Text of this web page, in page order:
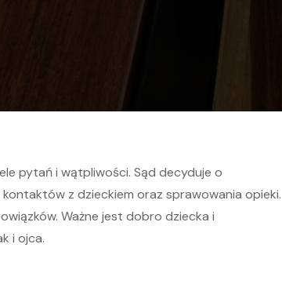
pytań i wątpliwości. Sąd decyduje o
z dzieckiem oraz sprawowania opieki.
Ważne jest dobro dziecka i
i ojca.